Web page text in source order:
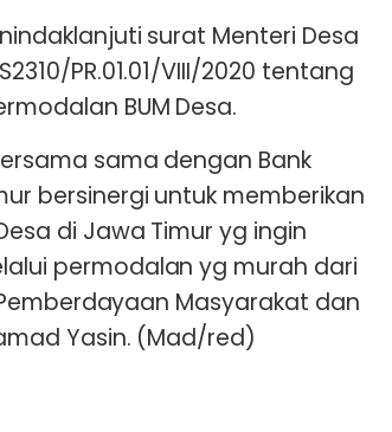
surat Menteri Desa
PR.01.01/VIII/2020 tentang
BUM Desa.
sama dengan Bank
bersinergi untuk memberikan
di Jawa Timur yg ingin
permodalan yg murah dari
Masyarakat dan
Yasin. (Mad/red)